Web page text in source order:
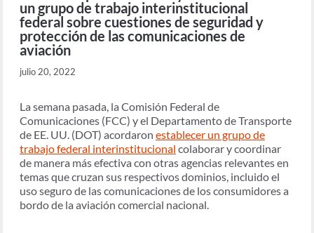
un grupo de trabajo interinstitucional
federal sobre cuestiones de seguridad y
protección de las comunicaciones de
aviación
julio 20, 2022
La semana pasada, la Comisión Federal de
Comunicaciones (FCC) y el Departamento de Transporte
de EE. UU. (DOT) acordaron establecer un grupo de
trabajo federal interinstitucional colaborar y coordinar
de manera más efectiva con otras agencias relevantes en
temas que cruzan sus respectivos dominios, incluido el
uso seguro de las comunicaciones de los consumidores a
bordo de la aviación comercial nacional.